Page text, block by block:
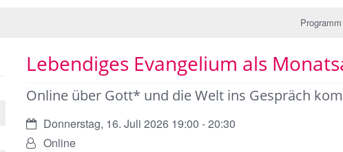
Programm
Lebendiges Evangelium als
Online über Gott* und die Welt ins Gespräch
Datum:Donnerstag, 16. Juli 2026 19:00 - 20:30
Von:Online